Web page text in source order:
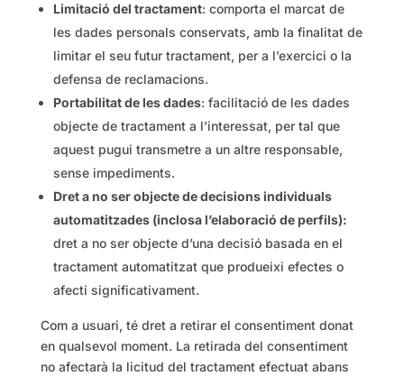
Limitació del tractament: comporta el marcat de
les dades personals conservats, amb la finalitat de
limitar el seu futur tractament, per a l’exercici o la
defensa de reclamacions.
Portabilitat de les dades: facilitació de les dades
objecte de tractament a l’interessat, per tal que
aquest pugui transmetre a un altre responsable,
sense impediments.
Dret a no ser objecte de decisions individuals
automatitzades (inclosa l’elaboració de perfils):
dret a no ser objecte d’una decisió basada en el
tractament automatitzat que produeixi efectes o
afecti significativament.
Com a usuari, té dret a retirar el consentiment donat
en qualsevol moment. La retirada del consentiment
no afectarà la licitud del tractament efectuat abans